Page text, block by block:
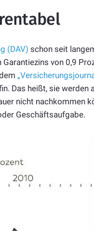
(DAV) schon seit
von 0,9
Das heißt, sie werden
nicht nachkommen
Geschäftsaufgabe.